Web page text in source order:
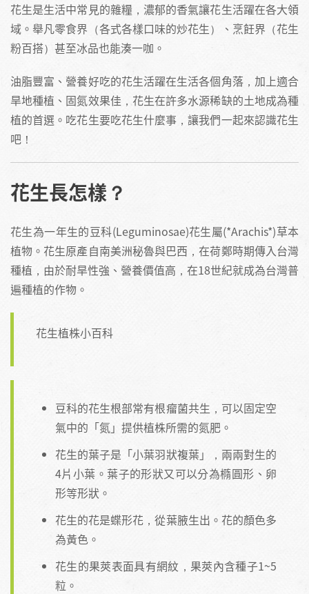
花生是生活中常見的雜糧，濃郁的香氣讓花生活躍在各大領
域。舉凡零食界（各式各樣口味的炒花生）、烹飪界（花生
粉百搭）甚至冰品也能湊一咖。
油脂豐富、營養好吃的花生活躍在生活各個角落，加上適合
旱地種植、固氮效果佳，花生在許多水源稀缺的土地成為種
植的首選。吃花生要吃花生什麼事，讓我們一起來認識花生
吧！
花生長怎樣？
花生為一年生的豆科(Leguminosae)花生屬(*Arachis*)草本
植物。花生原產自南美洲秘魯與巴西，在荷鄭時期傳入台灣
種植，由於耐旱性強、營養價值高，在18世紀就成為台灣普
遍種植的作物。
花生植株小百科
豆科的花生根部常有根瘤菌共生，可以固定空
氣中的「氮」提供植株所需的氮肥。
花生的葉子是「小葉羽狀複葉」，兩兩對生的
4片小葉。葉子的形狀又可以分為橢圓形、卵
形等形狀。
花生的花是蝶形花，從葉腋生出。花的顏色多
為黃色。
花生的果莢表面具有網紋，果莢內含種子1~5
粒。